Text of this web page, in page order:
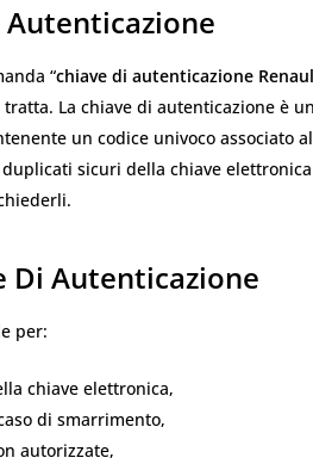
Autenticazione
“chiave di autenticazione
La chiave di autenticazione è
un codice univoco associato
sicuri della chiave
Di Autenticazione
per:
chiave elettronica,
di smarrimento,
autorizzate,